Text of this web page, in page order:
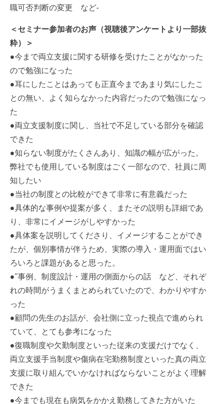
職可否判断の変更 など-
＜セミナー参加者のお声（視聴後アンケートより一部抜
粋）＞
●今まで両立支援に関する研修を受けたことがなかった
ので勉強になった
●耳にしたことはあっても正直今まであまり気にしたこ
との無い、よく知らなかった内容だったので勉強になっ
た
●両立支援制度に関し、当社で不足している部分を確認
できた
●知らない制度がたくさんあり、知識の幅が広がった。
弊社でも使用している制度はごく一部なので、社員に周
知したい
●当社の制度との比較ができて非常に有意義だった
●具体的な事例や提案が多く、またその説明も詳細であ
り、非常にイメージがしやすかった
●具体案を説明してくださり、イメージすることができ
たが、個別事情が伴うため、実際の導入・運用面ではい
ろいろと課題があると思った。
●"事例、制度設計・運用の側面からの話 など、それぞ
れの時間がうまくまとめられていたので、わかりやすか
った
●顧問の先生のお話が、会社側に立った視点で進められ
ていて、とても参考になった
●復職制度や欠勤制度といった従来の支援だけでなく、
両立支援手当制度や傷病在宅勤務制度といった真の両立
支援に取り組んでいかなければならないことがよく理解
できた
●今までも現在も病気をかかえ勤務してきた方がいた